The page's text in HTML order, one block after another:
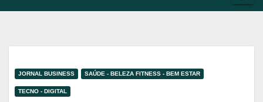
JORNAL BUSINESS SAÚDE - BELEZA FITNESS - BEM ESTAR
TECNO - DIGITAL